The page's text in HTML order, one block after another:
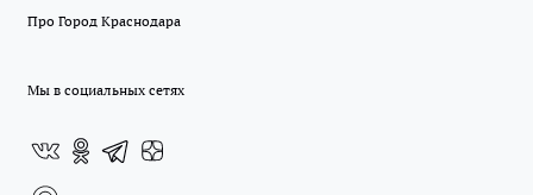
Про Город Краснодара
Мы в социальных сетях